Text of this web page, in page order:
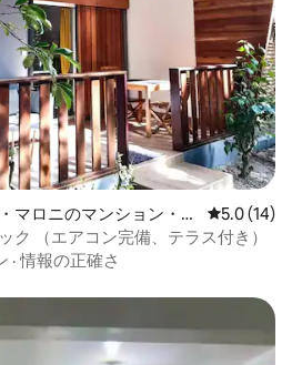
マロニのマンション・ア
レビュー14
5.0 (14)
スタジオ・オ・トロピック （エアコン完備、テラス付き）
·情報の正確さ